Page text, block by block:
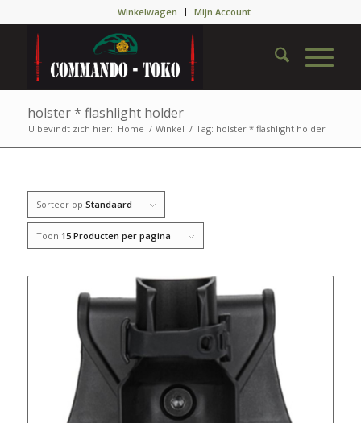
Winkelwagen Mijn Account
holster * flashlight holder
U bevindt zich hier: Home / Winkel / Tag: holster * flashlight holder
Sorteer op Standaard
Toon 15 Producten per pagina